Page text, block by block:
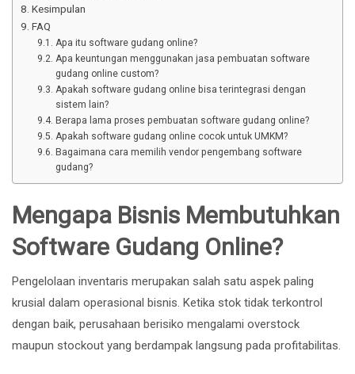
Kesimpulan
FAQ
Apa itu software gudang online?
Apa keuntungan menggunakan jasa pembuatan software
gudang online custom?
Apakah software gudang online bisa terintegrasi dengan
sistem lain?
Berapa lama proses pembuatan software gudang online?
Apakah software gudang online cocok untuk UMKM?
Bagaimana cara memilih vendor pengembang software
gudang?
Mengapa Bisnis Membutuhkan
Software Gudang Online?
Pengelolaan inventaris merupakan salah satu aspek paling
krusial dalam operasional bisnis. Ketika stok tidak terkontrol
dengan baik, perusahaan berisiko mengalami overstock
maupun stockout yang berdampak langsung pada profitabilitas.